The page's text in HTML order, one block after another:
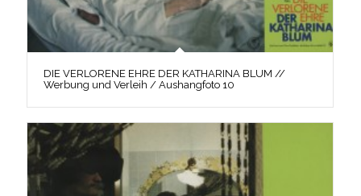
DIE VERLORENE EHRE DER KATHARINA BLUM //
Werbung und Verleih / Aushangfoto 10